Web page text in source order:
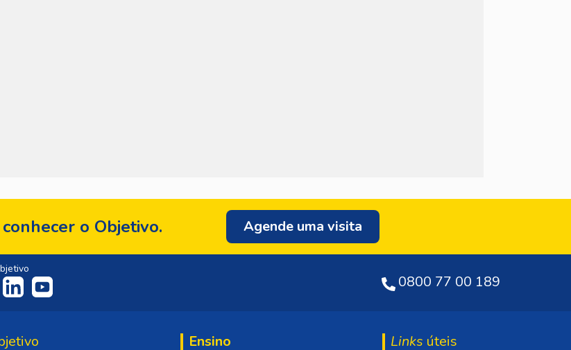
o Objetivo. Agende uma visita
0800 77 00 189
Ensino Links úteis